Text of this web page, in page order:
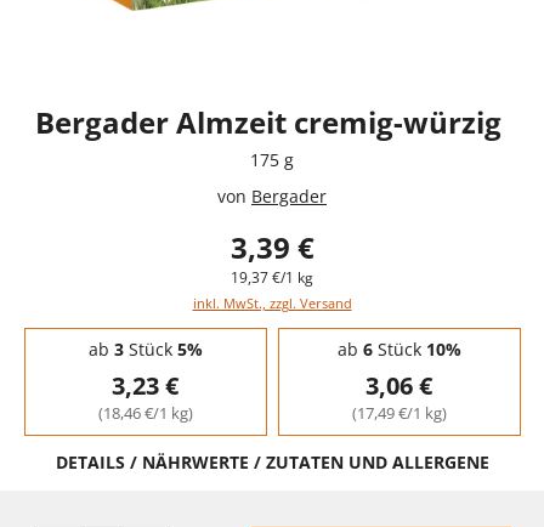
Bergader Almzeit cremig-würzig
175 g
von Bergader
3,39 €
19,37 €/1 kg
inkl. MwSt., zzgl. Versand
Staffelpreise - Mengenrabatt
ab 3Stück 5%
3,23 €
(18,46 €/1 kg)
ab 6Stück 10%
3,06 €
(17,49 €/1 kg)
DETAILS / NÄHRWERTE / ZUTATEN UND ALLERGENE